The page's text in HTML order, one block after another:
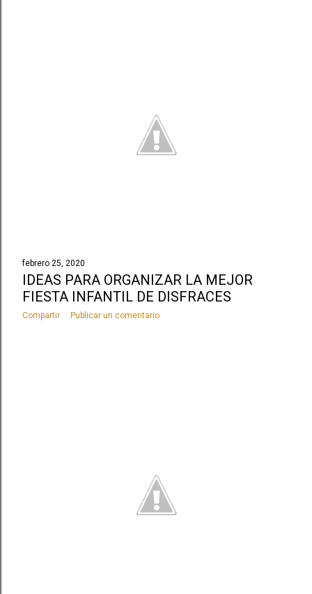
febrero 25, 2020
IDEAS PARA ORGANIZAR LA MEJOR
FIESTA INFANTIL DE DISFRACES
Compartir Publicar un comentario